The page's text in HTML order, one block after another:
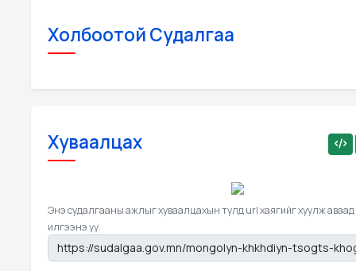
Холбоотой Судалгаа
Хуваалцах
Энэ судалгааны ажлыг хуваалцахын тулд url хаягийг хуулж аваад
илгээнэ үү.